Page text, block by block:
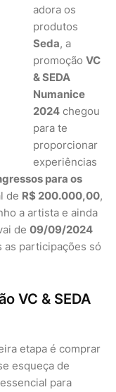
adora os
produtos
Seda, a
promoção VC
& SEDA
Numanice
2024 chegou
para te
proporcionar
experiências
para os
de R$ 200.000,00,
a artista e ainda
de 09/09/2024
as participações só
VC & SEDA
etapa é comprar
esqueça de
para